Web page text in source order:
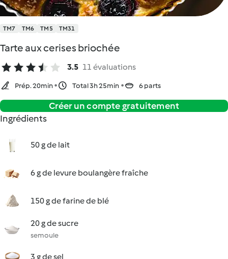
TM7 TM6 TM5 TM31
Tarte aux cerises briochée
3.5 11 évaluations
Prép. 20min Total 3h 25min 6 parts
Créer un compte gratuitement
Ingrédients
50 g de lait
6 g de levure boulangère fraîche
150 g de farine de blé
20 g de sucre
semoule
3 g de sel